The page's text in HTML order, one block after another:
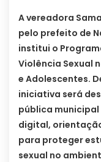
A vereadora
pelo prefeito de
institui o
Violência Sexual
e Adolescentes.
iniciativa será
pública
digital,
para proteger
sexual no